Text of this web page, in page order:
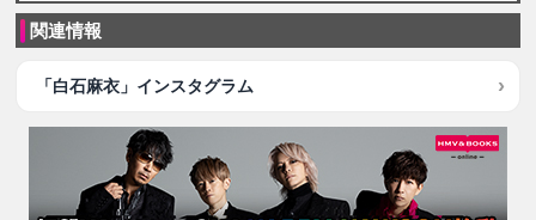
関連情報
「白石麻衣」インスタグラム